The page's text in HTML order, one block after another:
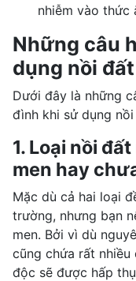
nhiễm vào thức
Những câu
dụng nồi đất
Dưới đây là những
đình khi sử dụng
1. Loại nồi
men hay
Mặc dù cả hai loại
trường, nhưng bạn
men. Bởi vì dù
cũng chứa rất
độc sẽ được hấp